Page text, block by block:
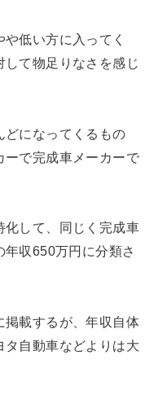
低い方に入ってく
て物足りなさを感じ
どになってくるもの
ーで完成車メーカーで
化して、同じく完成車
年収650万円に分類さ
掲載するが、年収自体
タ自動車などよりは大